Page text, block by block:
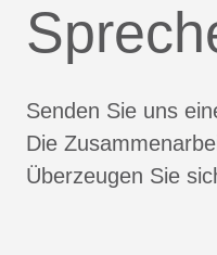
Senden Sie uns
Die
Überzeugen Sie